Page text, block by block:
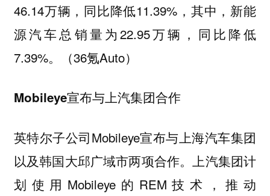
46.14万辆，同比降低11.39%，其中，新能
源汽车总销量为22.95万辆，同比降低
7.39%。（36氪Auto）
Mobileye宣布与上汽集团合作
英特尔子公司Mobileye宣布与上海汽车集团
以及韩国大邱广域市两项合作。上汽集团计
划使用Mobileye的REM技术，推动